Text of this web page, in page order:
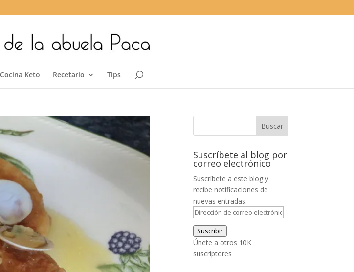
Cocina Keto Recetario Tips
Suscríbete al blog por
correo electrónico
Suscríbete a este blog y
recibe notificaciones de
nuevas entradas.
Dirección
de
correo
electrónico
Suscribir
Únete a otros 10K
suscriptores